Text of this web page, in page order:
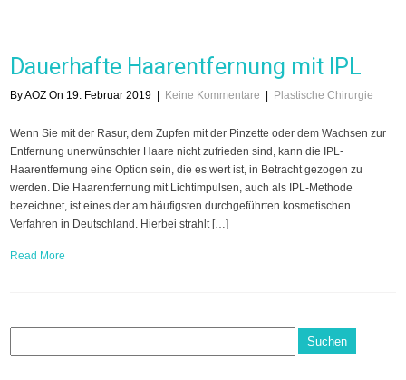
Dauerhafte Haarentfernung mit IPL
By AOZ On 19. Februar 2019 | Keine Kommentare | Plastische Chirurgie
Wenn Sie mit der Rasur, dem Zupfen mit der Pinzette oder dem Wachsen zur
Entfernung unerwünschter Haare nicht zufrieden sind, kann die IPL-
Haarentfernung eine Option sein, die es wert ist, in Betracht gezogen zu
werden. Die Haarentfernung mit Lichtimpulsen, auch als IPL-Methode
bezeichnet, ist eines der am häufigsten durchgeführten kosmetischen
Verfahren in Deutschland. Hierbei strahlt […]
Read More